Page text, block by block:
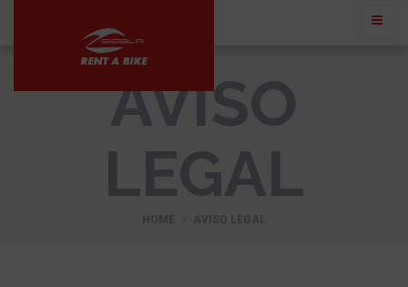
AVISO
LEGAL
HOME AVISO LEGAL